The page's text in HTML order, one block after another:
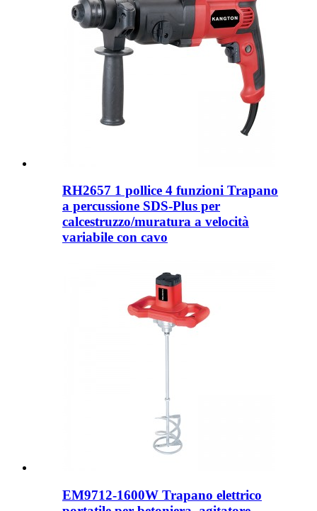
RH2657 1 pollice 4 funzioni Trapano
a percussione SDS-Plus per
calcestruzzo/muratura a velocità
variabile con cavo
EM9712-1600W Trapano elettrico